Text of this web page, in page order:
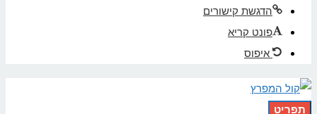
הדגשת קישורים
פונט קריא
איפוס
תפריט